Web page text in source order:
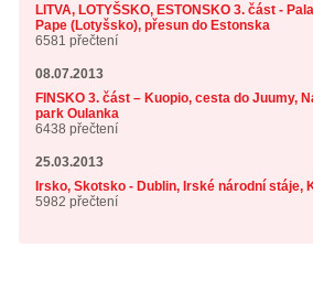
LITVA, LOTYŠSKO, ESTONSKO 3. část -
Pape (Lotyšsko), přesun do Estonska
6581 přečtení
08.07.2013
FINSKO 3. část – Kuopio, cesta do Juumy,
park Oulanka
6438 přečtení
25.03.2013
Irsko, Skotsko - Dublin, Irské národní stáje,
5982 přečtení